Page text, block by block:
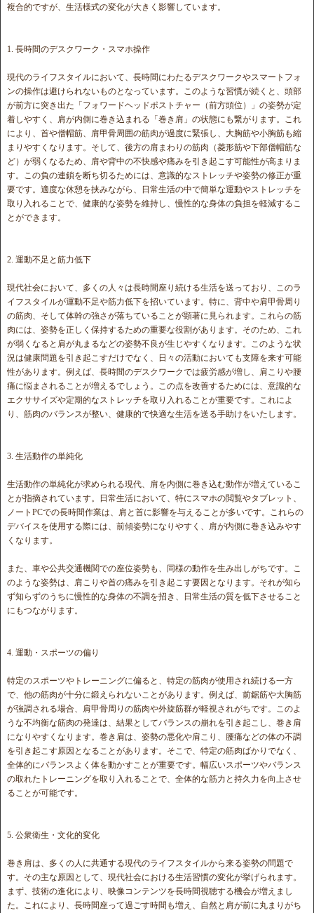
複合的ですが、生活様式の変化が大きく影響しています。
1. 長時間のデスクワーク・スマホ操作
現代のライフスタイルにおいて、長時間にわたるデスクワークやスマートフォ
ンの操作は避けられないものとなっています。このような習慣が続くと、頭部
が前方に突き出た「フォワードヘッドポストチャー（前方頭位）」の姿勢が定
着しやすく、肩が内側に巻き込まれる「巻き肩」の状態にも繋がります。これ
により、首や僧帽筋、肩甲骨周囲の筋肉が過度に緊張し、大胸筋や小胸筋も縮
まりやすくなります。そして、後方の肩まわりの筋肉（菱形筋や下部僧帽筋な
ど）が弱くなるため、肩や背中の不快感や痛みを引き起こす可能性が高まりま
す。この負の連鎖を断ち切るためには、意識的なストレッチや姿勢の修正が重
要です。適度な休憩を挟みながら、日常生活の中で簡単な運動やストレッチを
取り入れることで、健康的な姿勢を維持し、慢性的な身体の負担を軽減するこ
とができます。
2. 運動不足と筋力低下
現代社会において、多くの人々は長時間座り続ける生活を送っており、このラ
イフスタイルが運動不足や筋力低下を招いています。特に、背中や肩甲骨周り
の筋肉、そして体幹の強さが落ちていることが顕著に見られます。これらの筋
肉には、姿勢を正しく保持するための重要な役割があります。そのため、これ
が弱くなると肩が丸まるなどの姿勢不良が生じやすくなります。このような状
況は健康問題を引き起こすだけでなく、日々の活動においても支障を来す可能
性があります。例えば、長時間のデスクワークでは疲労感が増し、肩こりや腰
痛に悩まされることが増えるでしょう。この点を改善するためには、意識的な
エクササイズや定期的なストレッチを取り入れることが重要です。これによ
り、筋肉のバランスが整い、健康的で快適な生活を送る手助けをいたします。
3. 生活動作の単純化
生活動作の単純化が求められる現代、肩を内側に巻き込む動作が増えているこ
とが指摘されています。日常生活において、特にスマホの閲覧やタブレット、
ノートPCでの長時間作業は、肩と首に影響を与えることが多いです。これらの
デバイスを使用する際には、前傾姿勢になりやすく、肩が内側に巻き込みやす
くなります。
また、車や公共交通機関での座位姿勢も、同様の動作を生み出しがちです。こ
のような姿勢は、肩こりや首の痛みを引き起こす要因となります。それが知ら
ず知らずのうちに慢性的な身体の不調を招き、日常生活の質を低下させること
にもつながります。
4. 運動・スポーツの偏り
特定のスポーツやトレーニングに偏ると、特定の筋肉が使用され続ける一方
で、他の筋肉が十分に鍛えられないことがあります。例えば、前鋸筋や大胸筋
が強調される場合、肩甲骨周りの筋肉や外旋筋群が軽視されがちです。このよ
うな不均衡な筋肉の発達は、結果としてバランスの崩れを引き起こし、巻き肩
になりやすくなります。巻き肩は、姿勢の悪化や肩こり、腰痛などの体の不調
を引き起こす原因となることがあります。そこで、特定の筋肉ばかりでなく、
全体的にバランスよく体を動かすことが重要です。幅広いスポーツやバランス
の取れたトレーニングを取り入れることで、全体的な筋力と持久力を向上させ
ることが可能です。
5. 公衆衛生・文化的変化
巻き肩は、多くの人に共通する現代のライフスタイルから来る姿勢の問題で
す。その主な原因として、現代社会における生活習慣の変化が挙げられます。
まず、技術の進化により、映像コンテンツを長時間視聴する機会が増えまし
た。これにより、長時間座って過ごす時間も増え、自然と肩が前に丸まりがち